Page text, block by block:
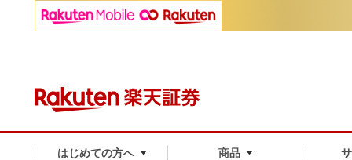
はじめての方へ 商品